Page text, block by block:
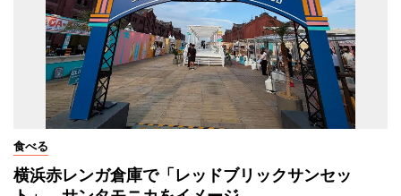
食べる
横浜赤レンガ倉庫で「レッドブリックサンセッ